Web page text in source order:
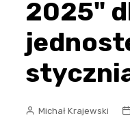
2025"
Michał Krajewski